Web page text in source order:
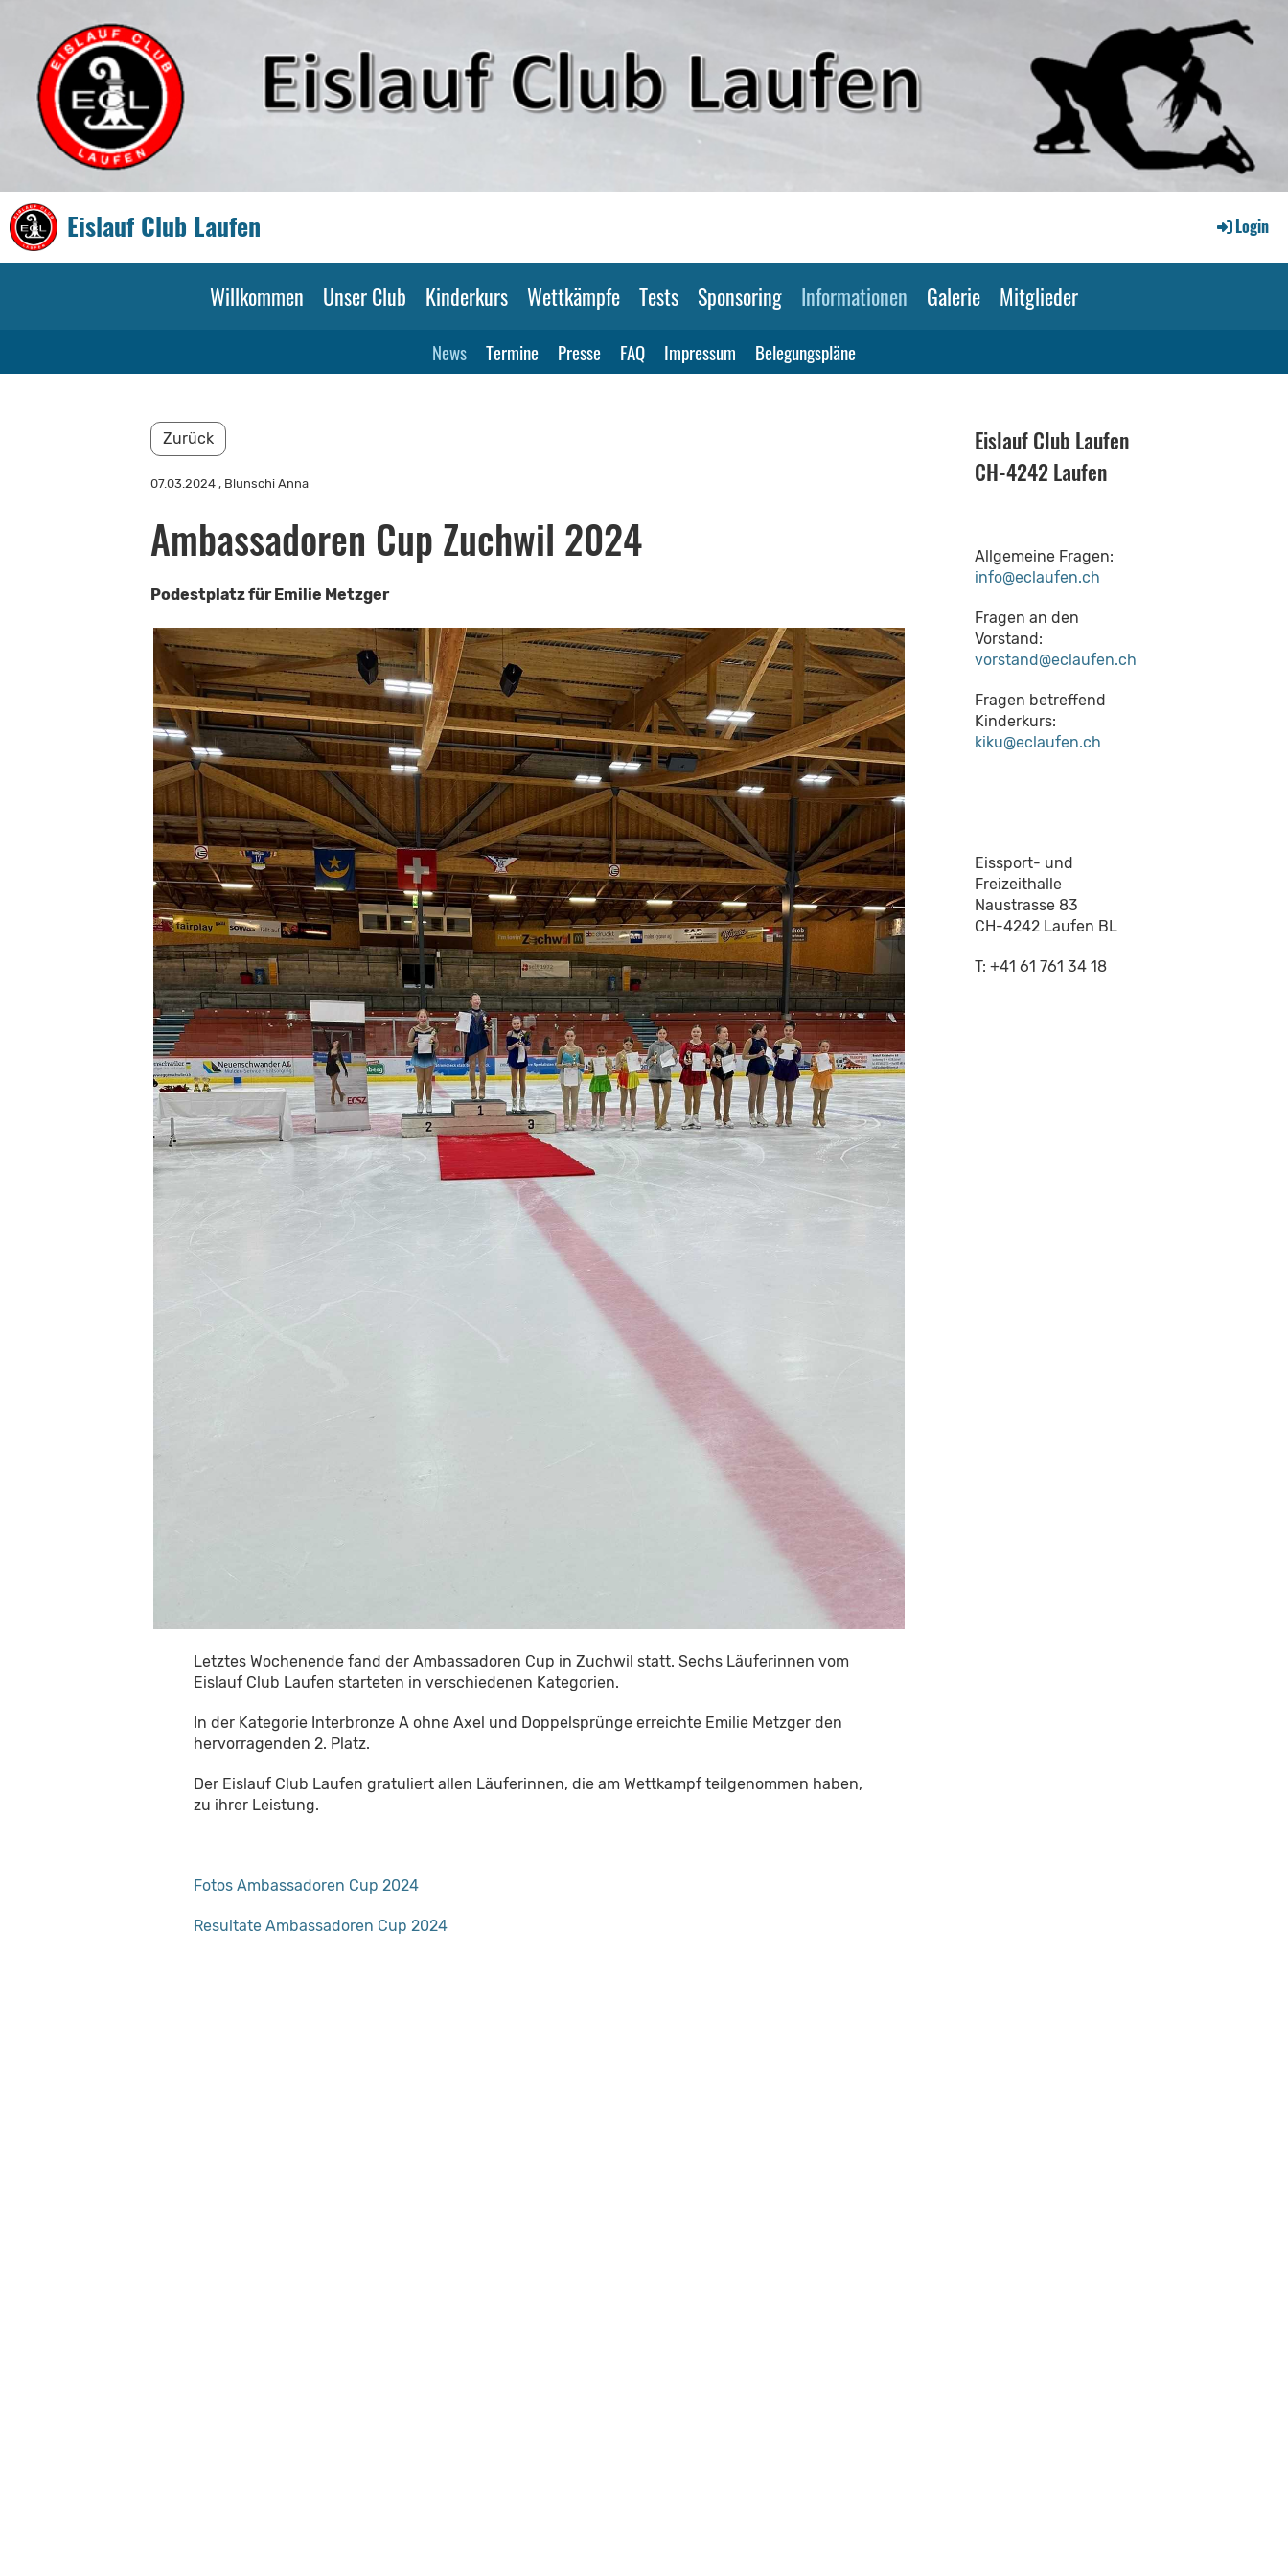
Eislauf Club Laufen Login
Willkommen Unser Club Kinderkurs Wettkämpfe Tests Sponsoring Informationen Galerie Mitglieder
News Termine Presse FAQ Impressum Belegungspläne
Zurück
07.03.2024 , Blunschi Anna
Ambassadoren Cup Zuchwil 2024
Podestplatz für Emilie Metzger
Letztes Wochenende fand der Ambassadoren Cup in Zuchwil statt. Sechs Läuferinnen vom
Eislauf Club Laufen starteten in verschiedenen Kategorien.
In der Kategorie Interbronze A ohne Axel und Doppelsprünge erreichte Emilie Metzger den
hervorragenden 2. Platz.
Der Eislauf Club Laufen gratuliert allen Läuferinnen, die am Wettkampf teilgenommen haben,
zu ihrer Leistung.
Fotos Ambassadoren Cup 2024
Resultate Ambassadoren Cup 2024
Eislauf Club Laufen
CH-4242 Laufen
Allgemeine Fragen:
info@eclaufen.ch
Fragen an den
Vorstand:
vorstand@eclaufen.ch
Fragen betreffend
Kinderkurs:
kiku@eclaufen.ch
Eissport- und
Freizeithalle
Naustrasse 83
CH-4242 Laufen BL
T: +41 61 761 34 18